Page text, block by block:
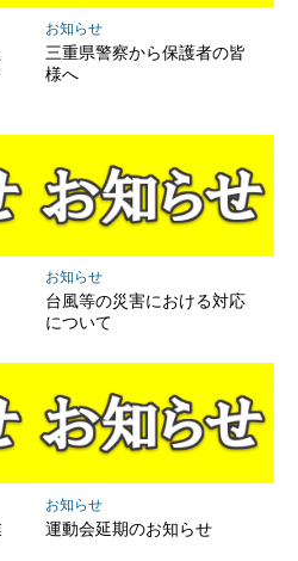
お知らせ
三重県警察から保護者の皆
様へ
お知らせ
台風等の災害における対応
について
お知らせ
運動会延期のお知らせ